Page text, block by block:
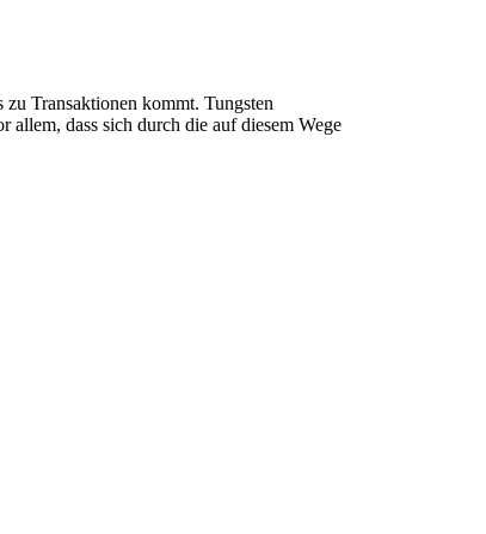
Transaktionen kommt. Tungsten
allem, dass sich durch die auf diesem Wege